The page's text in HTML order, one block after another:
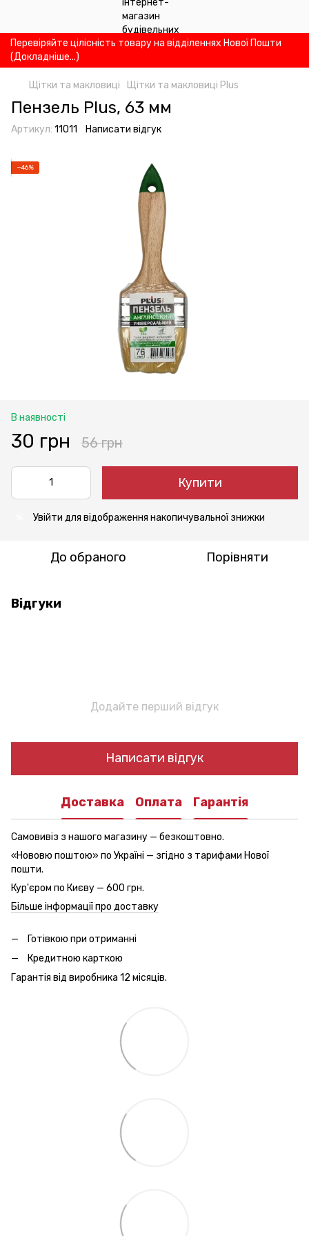
Перевіряйте цілісність товару на відділеннях Нової Пошти
(Докладніше...)
Щітки та макловиці Щітки та макловиці Plus
Пензель Plus, 63 мм
Артикул: 11011 Написати відгук
−46%
В наявності
30 грн 56 грн
Купити
Увійти для відображення накопичувальної знижки
До обраного Порівняти
Відгуки
Додайте перший відгук
Написати відгук
Доставка Оплата Гарантія
Самовивіз з нашого магазину — безкоштовно.
«Нововю поштою» по Україні — згідно з тарифами Нової
пошти.
Кур'єром по Києву — 600 грн.
Більше інформації про доставку
Готівкою при отриманні
Кредитною карткою
Гарантія від виробника 12 місяців.